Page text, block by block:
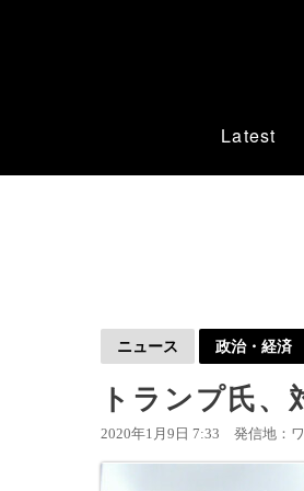
Latest
ニュース 政治・経済
トランプ氏
2020年1月9日 7:33 発信地：